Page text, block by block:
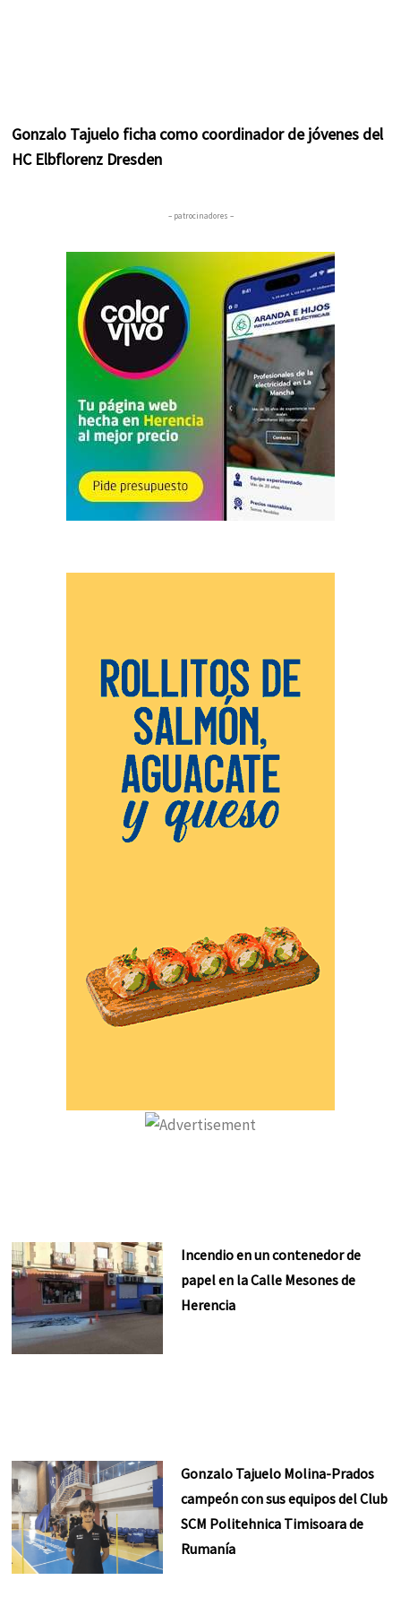
Gonzalo Tajuelo ficha como coordinador de jóvenes del
HC Elbflorenz Dresden
– patrocinadores –
Incendio en un contenedor de
papel en la Calle Mesones de
Herencia
Gonzalo Tajuelo Molina-Prados
campeón con sus equipos del Club
SCM Politehnica Timisoara de
Rumanía